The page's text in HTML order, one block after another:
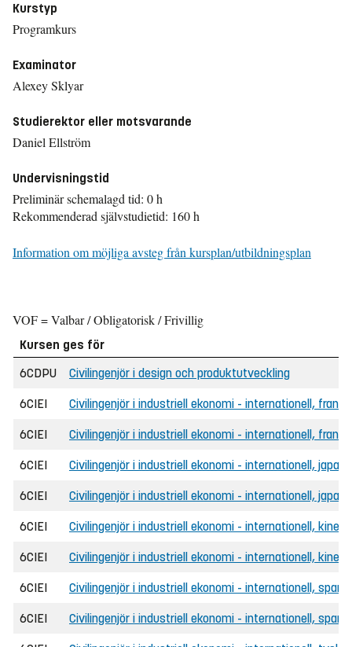
Kurstyp
Programkurs
Examinator
Alexey Sklyar
Studierektor eller motsvarande
Daniel Ellström
Undervisningstid
Preliminär schemalagd tid: 0 h
Rekommenderad självstudietid: 160 h
Information om möjliga avsteg från kursplan/utbildningsplan
VOF = Valbar / Obligatorisk / Frivillig
Kursen ges för
6CDPU
Civilingenjör i design och produktutveckling
6CIEI Civilingenjör i industriell ekonomi - internationell,
6CIEI Civilingenjör i industriell ekonomi - internationell,
6CIEI Civilingenjör i industriell ekonomi - internationell,
6CIEI Civilingenjör i industriell ekonomi - internationell,
6CIEI Civilingenjör i industriell ekonomi - internationell,
6CIEI Civilingenjör i industriell ekonomi - internationell,
6CIEI Civilingenjör i industriell ekonomi - internationell,
6CIEI Civilingenjör i industriell ekonomi - internationell,